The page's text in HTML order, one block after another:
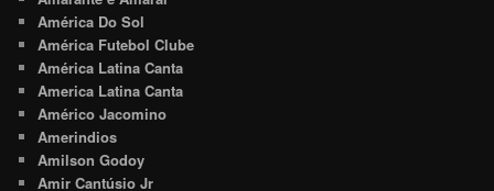
América Do Sol
América Futebol Clube
América Latina Canta
America Latina Canta
Américo Jacomino
Amerindios
Amilson Godoy
Amir Cantúsio Jr